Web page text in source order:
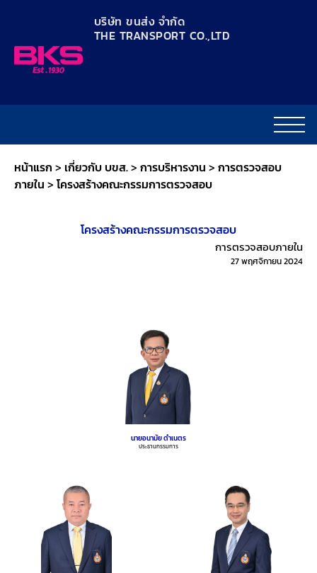
บริษัท ขนส่ง จำกัด
THE TRANSPORT CO.,LTD​
หน้าแรก > เกี่ยวกับ บขส.> การบริหารงาน > การตรวจสอบ
ภายใน >โครงสร้างคณะกรรมการตรวจสอบ
โครงสร้างคณะกรรมการตรวจสอบ
การตรวจสอบภายใน
27 พฤศจิกายน 2024
นายอนามัย ดำเนตร
ประธานกรรมการ